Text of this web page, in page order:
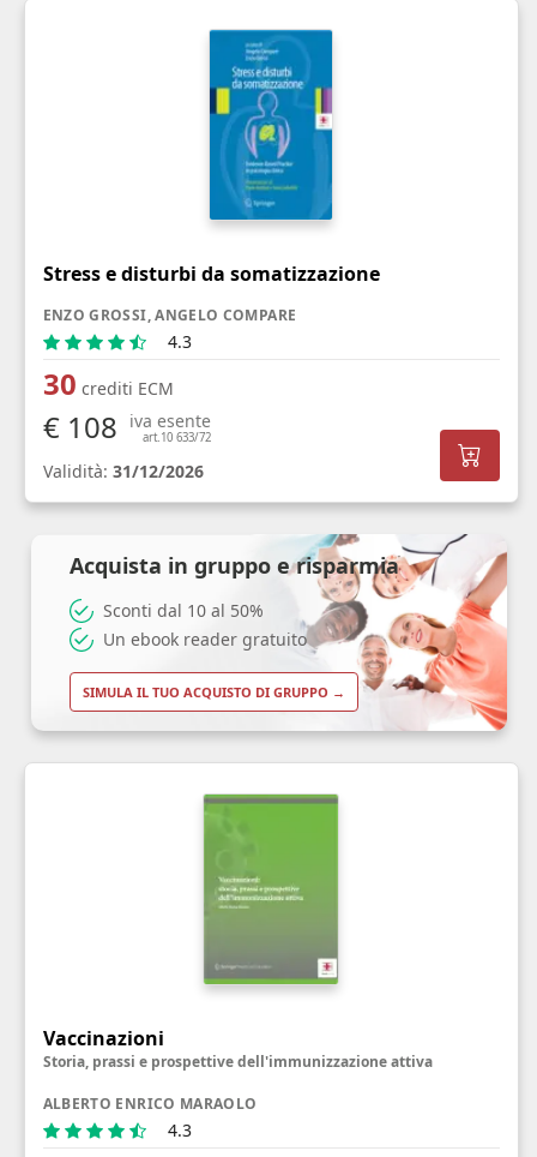
Stress e disturbi da somatizzazione
ENZO GROSSI, ANGELO COMPARE
4.3
30 crediti ECM
€ 108 iva esente
art.10 633/72
Validità: 31/12/2026
Vaccinazioni
Storia, prassi e prospettive dell'immunizzazione attiva
ALBERTO ENRICO MARAOLO
4.3
Acquista in gruppo e risparmia
Sconti dal 10 al 50%
Un ebook reader gratuito
SIMULA IL TUO ACQUISTO DI GRUPPO →